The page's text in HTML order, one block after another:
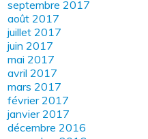
septembre 2017
août 2017
juillet 2017
juin 2017
mai 2017
avril 2017
mars 2017
février 2017
janvier 2017
décembre 2016